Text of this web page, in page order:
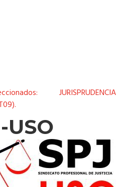
JURISPRUDENCIA
USO